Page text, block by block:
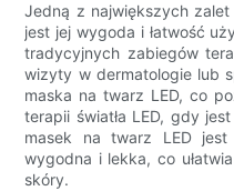
Jedną z największych
jest jej wygoda i łatwość
tradycyjnych zabiegów
wizyty w dermatologie lub
maska ​​na twarz LED, co
terapii światła LED, gdy
masek na twarz LED jest
wygodna i lekka, co
skóry.